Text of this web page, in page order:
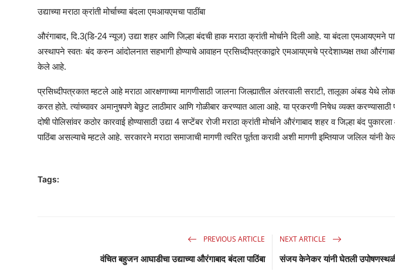
उद्याच्या मराठा क्रांती मोर्चाच्या बंदला एमआयएमचा पाठींबा
औरंगाबाद, दि.3(डि-24 न्यूज) उद्या शहर आणि जिल्हा बंदची हाक मराठा क्रांती मोर्चाने दिली आहे. या बंदला एमआयएमने
अस्थापने स्वतः बंद करुन आंदोलनात सहभागी होण्याचे आवाहन प्रसिध्दीपत्रकाद्वारे एमआयएमचे प्रदेशाध्यक्ष तथा
केले आहे.
प्रसिध्दीपत्रकात म्हटले आहे मराठा आरक्षणाच्या मागणीसाठी जालना जिल्ह्यातील अंतरवाली सराटी, तालूका अंबड येथे
करत होते. त्यांच्यावर अमानुषपणे बेछुट लाठीमार आणि गोळीबार करण्यात आला आहे. या प्रकरणी निषेध व्यक्त
दोषी पोलिसांवर कठोर कारवाई होण्यासाठी उद्या 4 सप्टेंबर रोजी मराठा क्रांती मोर्चाने औरंगाबाद शहर व जिल्हा बंद
पाठिंबा असल्याचे म्हटले आहे. सरकारने मराठा समाजाची मागणी त्वरित पूर्तता करावी अशी मागणी इम्तियाज जलिल यांनी
Tags:
PREVIOUS ARTICLE
वंचित बहुजन आघाडीचा उद्याच्या औरंगाबाद बंदला पाठिंबा
NEXT ARTICLE
संजय केनेकर यांनी घेतली